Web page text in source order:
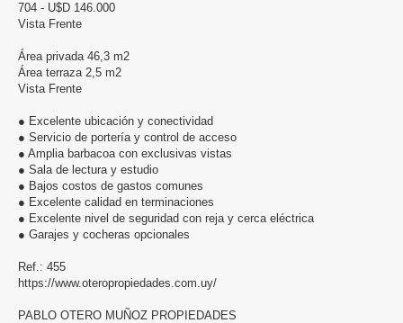
704 - U$D 146.000
Vista Frente
Área privada 46,3 m2
Área terraza 2,5 m2
Vista Frente
● Excelente ubicación y conectividad
● Servicio de portería y control de acceso
● Amplia barbacoa con exclusivas vistas
● Sala de lectura y estudio
● Bajos costos de gastos comunes
● Excelente calidad en terminaciones
● Excelente nivel de seguridad con reja y cerca eléctrica
● Garajes y cocheras opcionales
Ref.: 455
https://www.oteropropiedades.com.uy/
PABLO OTERO MUÑOZ PROPIEDADES